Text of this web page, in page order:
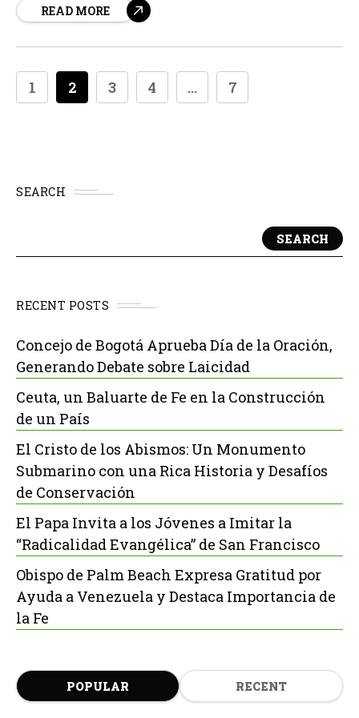
crisis, la Iglesia Católica ha activado una red de apoyo
READ MORE
1 2 3 4 ... 7
SEARCH
SEARCH
RECENT POSTS
Concejo de Bogotá Aprueba Día de la Oración,
Generando Debate sobre Laicidad
Ceuta, un Baluarte de Fe en la Construcción
de un País
El Cristo de los Abismos: Un Monumento
Submarino con una Rica Historia y Desafíos
de Conservación
El Papa Invita a los Jóvenes a Imitar la
“Radicalidad Evangélica” de San Francisco
Obispo de Palm Beach Expresa Gratitud por
Ayuda a Venezuela y Destaca Importancia de
la Fe
POPULAR RECENT